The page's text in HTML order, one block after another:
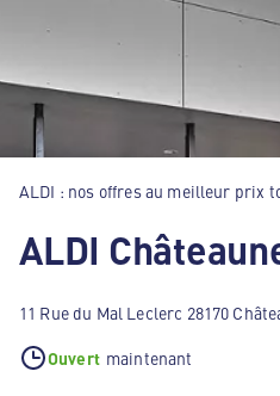
ALDI : nos offres au meilleur prix
11 Rue du Mal Leclerc 28170
Ouvert maintenant